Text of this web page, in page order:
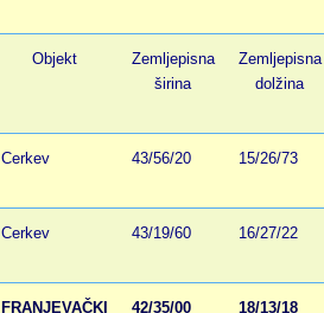
Objekt
Zemljepisna
širina
Zemljepisna
dolžina
Cerkev 43/56/20 15/26/73
Cerkev 43/19/60 16/27/22
FRANJEVAČKI
42/35/00 18/13/18